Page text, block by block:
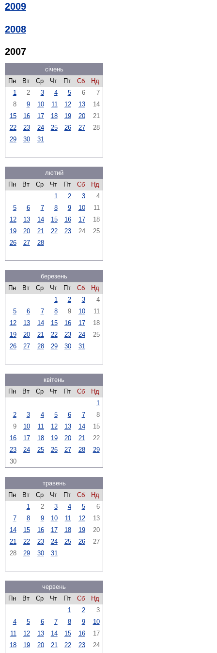
2009
2008
2007
січень
Пн
Вт Ср Чт Пт Сб
Нд
1
2 3 4 5 6
7
8
9 10 11 12 13
14
15
16 17 18 19 20
21
22
23 24 25 26 27
28
29
30 31
лютий
Пн
Вт Ср Чт Пт Сб
Нд
1
2 3
4
5
6 7 8 9 10
11
12
13 14 15 16 17
18
19
20 21 22 23 24
25
26
27 28
березень
Пн
Вт Ср Чт Пт Сб
Нд
1
2 3
4
5
6 7 8 9 10
11
12
13 14 15 16 17
18
19
20 21 22 23 24
25
26
27 28 29 30 31
квітень
Пн
Вт Ср Чт Пт Сб
Нд
1
2
3 4 5 6 7
8
9
10 11 12 13 14
15
16
17 18 19 20 21
22
23
24 25 26 27 28
29
30
травень
Пн
Вт Ср Чт Пт Сб
Нд
1
2 3 4 5
6
7
8 9 10 11 12
13
14
15 16 17 18 19
20
21
22 23 24 25 26
27
28
29 30 31
червень
Пн
Вт Ср Чт Пт Сб
Нд
1
2
3
4
5 6 7 8 9
10
11
12 13 14 15 16
17
18
19 20 21 22 23 24